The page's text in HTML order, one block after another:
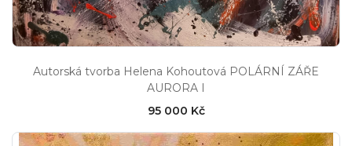
Autorská tvorba Helena Kohoutová POLÁRNÍ ZÁŘE
AURORA I
95 000 Kč